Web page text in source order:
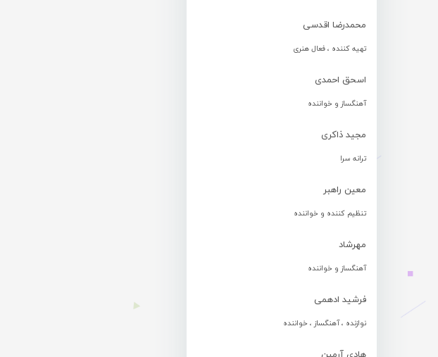
محمدرضا اقدسی
تهیه کننده ، فعال هنری
اسحق احمدی
آهنگساز و خواننده
مجید ذاکری
ترانه سرا
معین راهبر
تنظیم کننده و خواننده
مهرشاد
آهنگساز و خواننده
فرشید ادهمی
نوازنده ، آهنگساز ، خواننده